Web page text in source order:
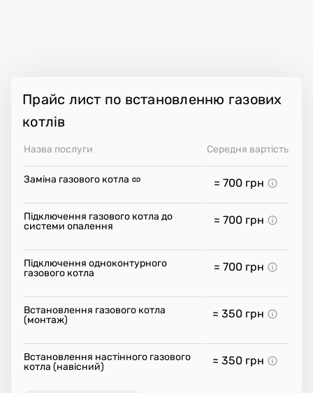
Прайс лист по встановленню газових
котлів
Назва послуги Середня вартість
Заміна газового котла ≈ 700 грн
Підключення газового котла до
системи опалення
≈ 700 грн
Підключення одноконтурного
газового котла
≈ 700 грн
Встановлення газового котла
(монтаж)
≈ 350 грн
Встановлення настінного газового
котла (навісний)
≈ 350 грн